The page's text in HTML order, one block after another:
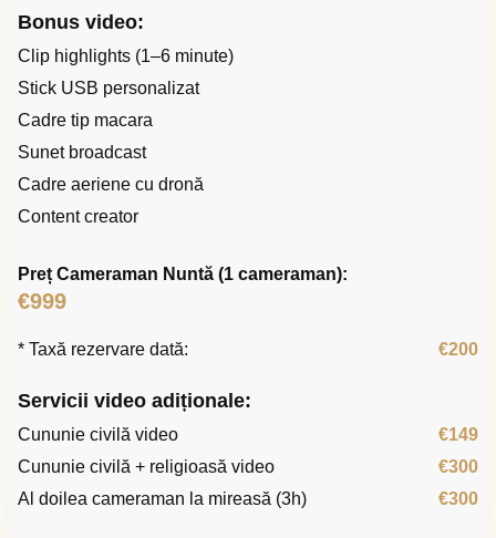
Bonus video:
Clip highlights (1–6 minute)
Stick USB personalizat
Cadre tip macara
Sunet broadcast
Cadre aeriene cu dronă
Content creator
Preț Cameraman Nuntă (1 cameraman):
€999
* Taxă rezervare dată: €200
Servicii video adiționale:
Cununie civilă video
€149
Cununie civilă + religioasă video
€300
Al doilea cameraman la mireasă (3h)
€300